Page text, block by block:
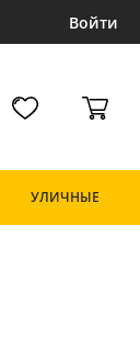
Войти
УЛИЧНЫЕ